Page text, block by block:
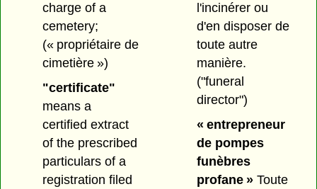
charge of a
cemetery;
(« propriétaire de
cimetière »)
"certificate"
means a
certified extract
of the prescribed
particulars of a
registration filed
l'incinérer ou
d'en disposer de
toute autre
manière.
("funeral
director")
« entrepreneur
de pompes
funèbres
profane »Toute